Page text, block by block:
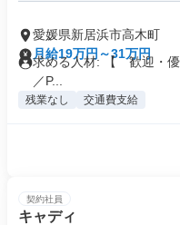
愛媛県新居浜市高木町
月給19万円～31万円
求める人材: 【 歓迎・
／P...
残業なし 交通費支給
契約社員
キャディ